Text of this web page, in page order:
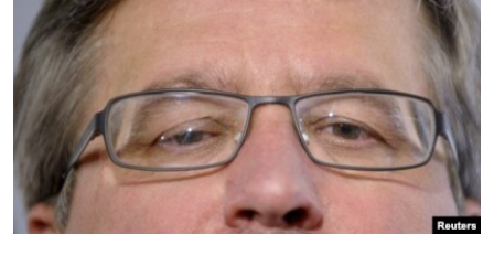
УКРАЇНА
СВІТ
СХЕМИ
КИТАЙ.ВИКЛИКИ
МУЛЬТИМЕДІА
ФОТО
СПЕЦПРОЄКТИ
ПОДКАСТИ